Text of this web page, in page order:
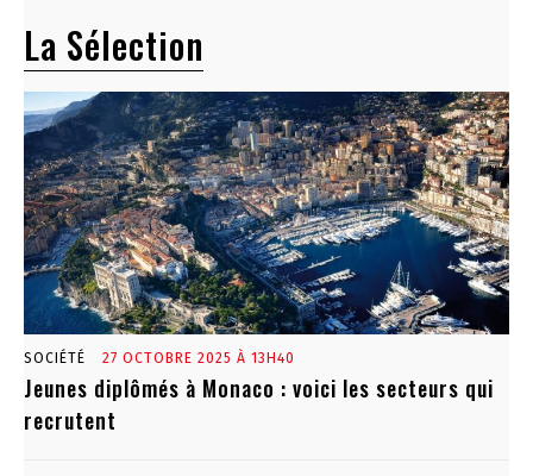
La Sélection
SOCIÉTÉ 27 OCTOBRE 2025 À 13H40
Jeunes diplômés à Monaco : voici les secteurs qui
recrutent